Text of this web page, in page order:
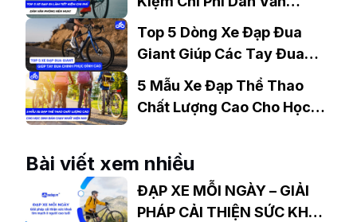
Phòng Nên Mua?
Top 5 Dòng Xe Đạp Đua
Giant Giúp Các Tay Đua
Chinh Phục Đỉnh Cao
5 Mẫu Xe Đạp Thể Thao
Chất Lượng Cao Cho Học
Bài viết xem nhiều
ĐẠP XE MỖI NGÀY – GIẢI
PHÁP CẢI THIỆN SỨC KHOẺ